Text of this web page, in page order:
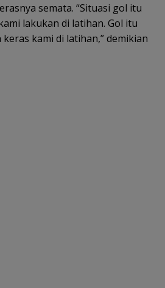
semata. “Situasi gol itu
lakukan di latihan. Gol itu
kami di latihan,” demikian